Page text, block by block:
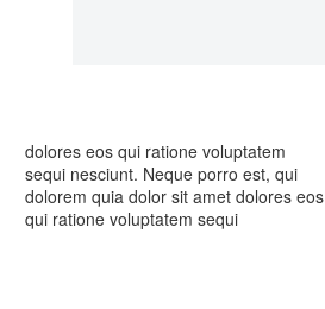
dolores eos qui ratione voluptatem
sequi nesciunt. Neque porro est, qui
dolorem quia dolor sit amet dolores eos
qui ratione voluptatem sequi